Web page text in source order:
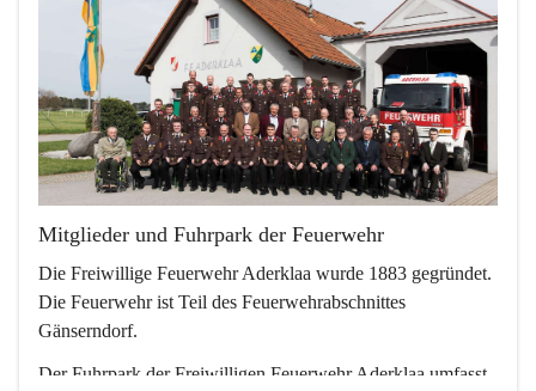
Mitglieder und Fuhrpark der Feuerwehr
Die Freiwillige Feuerwehr Aderklaa wurde 1883 gegründet.
Die Feuerwehr ist Teil des Feuerwehrabschnittes
Gänserndorf.
Der Fuhrpark der Freiwilligen Feuerwehr Aderklaa umfasst